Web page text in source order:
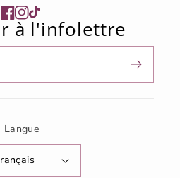
Facebook
Instagram
TikTok
à l'infolettre
Langue